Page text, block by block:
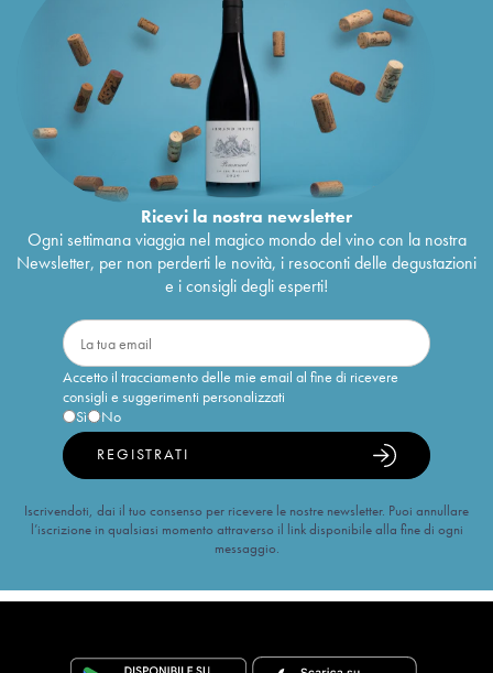
Ricevi la nostra newsletter
Ogni settimana viaggia nel magico mondo del vino con la nostra
Newsletter, per non perderti le novità, i resoconti delle degustazioni
e i consigli degli esperti!
Accetto il tracciamento delle mie email al fine di ricevere
consigli e suggerimenti personalizzati
Sì
No
REGISTRATI
Iscrivendoti, dai il tuo consenso per ricevere le nostre newsletter. Puoi annullare
l’iscrizione in qualsiasi momento attraverso il link disponibile alla fine di ogni
messaggio.